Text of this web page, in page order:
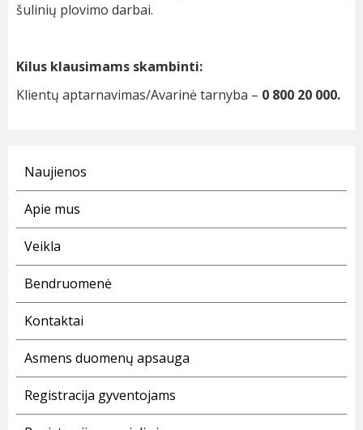
šulinių plovimo darbai.
Kilus klausimams skambinti:
Klientų aptarnavimas/Avarinė tarnyba – 0 800 20 000.
Naujienos
Apie mus
Veikla
Bendruomenė
Kontaktai
Asmens duomenų apsauga
Registracija gyventojams